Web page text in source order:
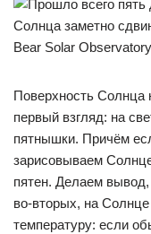
Поверхность Солнца
первый взгляд: на
пятнышки. Причём
зарисовываем
пятен. Делаем
во-вторых, на
температуру: если